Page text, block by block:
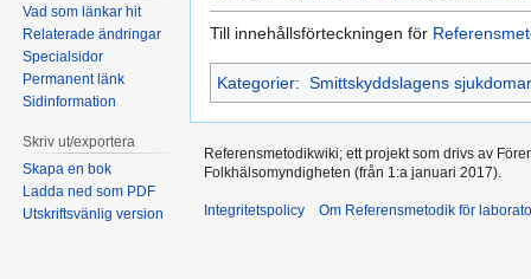
Till innehållsförteckningen för
Kategorier: Smittskyddslagens sjukdomar
Vad som länkar hit
Relaterade ändringar
Specialsidor
Permanent länk
Sidinformation
Skriv ut/exportera
Skapa en bok
Ladda ned som PDF
Utskriftsvänlig version
Referensmetodikwiki; ett projekt som drivs av
Folkhälsomyndigheten (från 1:a januari 2017).
Integritetspolicy Om Referensmetodik för